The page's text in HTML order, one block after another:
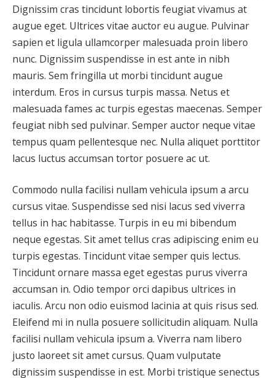
Dignissim cras tincidunt lobortis feugiat vivamus at
augue eget. Ultrices vitae auctor eu augue. Pulvinar
sapien et ligula ullamcorper malesuada proin libero
nunc. Dignissim suspendisse in est ante in nibh
mauris. Sem fringilla ut morbi tincidunt augue
interdum. Eros in cursus turpis massa. Netus et
malesuada fames ac turpis egestas maecenas. Semper
feugiat nibh sed pulvinar. Semper auctor neque vitae
tempus quam pellentesque nec. Nulla aliquet porttitor
lacus luctus accumsan tortor posuere ac ut.
Commodo nulla facilisi nullam vehicula ipsum a arcu
cursus vitae. Suspendisse sed nisi lacus sed viverra
tellus in hac habitasse. Turpis in eu mi bibendum
neque egestas. Sit amet tellus cras adipiscing enim eu
turpis egestas. Tincidunt vitae semper quis lectus.
Tincidunt ornare massa eget egestas purus viverra
accumsan in. Odio tempor orci dapibus ultrices in
iaculis. Arcu non odio euismod lacinia at quis risus sed.
Eleifend mi in nulla posuere sollicitudin aliquam. Nulla
facilisi nullam vehicula ipsum a. Viverra nam libero
justo laoreet sit amet cursus. Quam vulputate
dignissim suspendisse in est. Morbi tristique senectus